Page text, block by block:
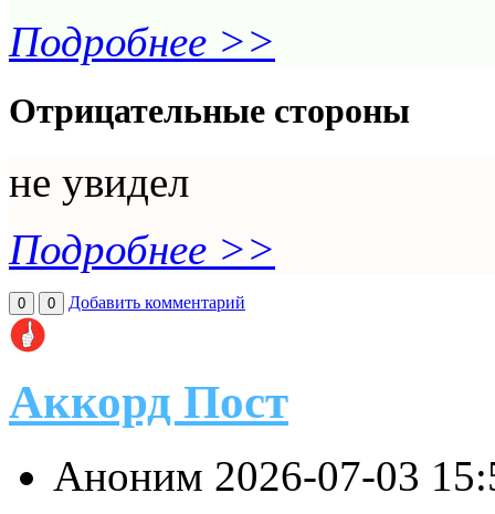
Подробнее >>
Отрицательные стороны
не увидел
Подробнее >>
0 0 Добавить комментарий
Аккорд Пост
Аноним 2026-07-03